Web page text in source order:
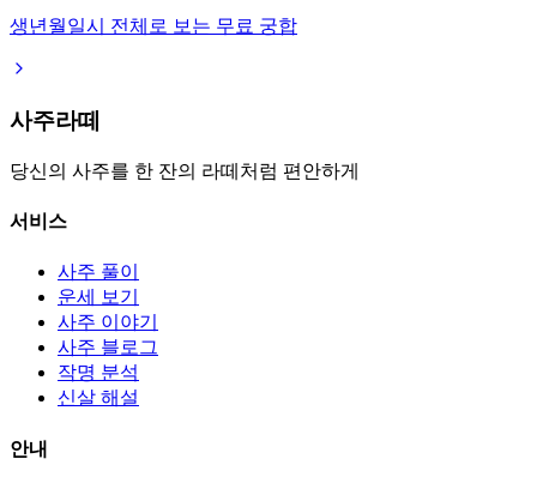
생년월일시 전체로 보는 무료 궁합
사주라떼
당신의 사주를 한 잔의 라떼처럼 편안하게
서비스
사주 풀이
운세 보기
사주 이야기
사주 블로그
작명 분석
신살 해설
안내